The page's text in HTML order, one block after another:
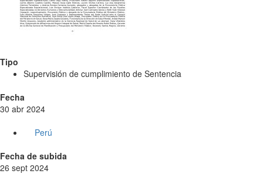
Tipo
Supervisión de cumplimiento de Sentencia
Fecha
30 abr 2024
Perú
Fecha de subida
26 sept 2024